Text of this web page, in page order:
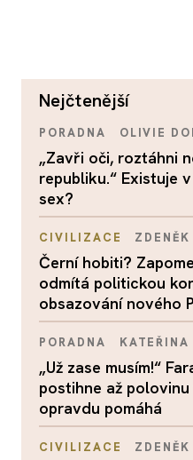
nejčtenější
PORADNA OLIVIE
„Zavři oči, roztáhni
republiku.“ Existuje
sex?
CIVILIZACE ZDENĚK
Černí hobiti?
odmítá politickou
obsazování nového
PORADNA
„Už zase musím!“
postihne až
opravdu pomáhá
CIVILIZACE ZDENĚK